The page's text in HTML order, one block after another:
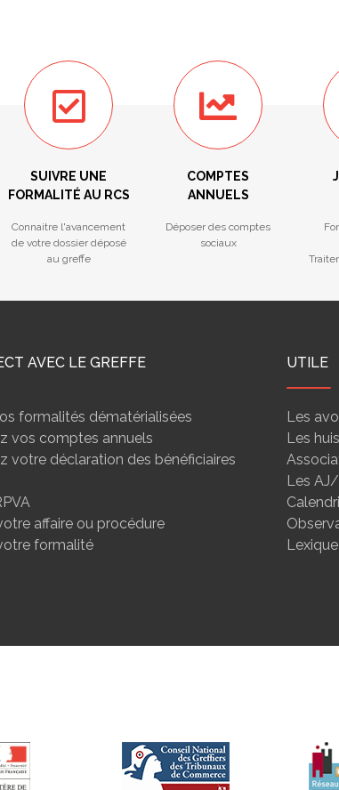
SUIVRE UNE
FORMALITÉ AU RCS
Connaitre l'avancement
de votre dossier déposé
au greffe
COMPTES
ANNUELS
Déposer des comptes
sociaux
AVEC LE GREFFE
formalités dématérialisées
vos comptes annuels
votre déclaration des bénéficiaires
affaire ou procédure
formalité
UTILE
Les
Les
Les
Lexique